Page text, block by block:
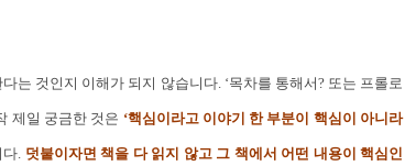
는 것인지 이해가 되지 않습니다. ‘목차를 통해서? 또는 프롤로
제일 궁금한 것은 ‘핵심이라고 이야기 한 부분이 핵심이 아니라
다. 덧붙이자면 책을 다 읽지 않고 그 책에서 어떤 내용이 핵심인